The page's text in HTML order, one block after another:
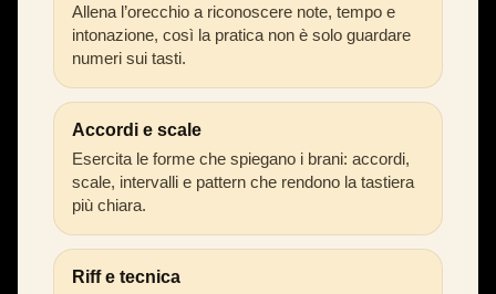
Allena l’orecchio a riconoscere note, tempo e
intonazione, così la pratica non è solo guardare
numeri sui tasti.
Accordi e scale
Esercita le forme che spiegano i brani: accordi,
scale, intervalli e pattern che rendono la tastiera
più chiara.
Riff e tecnica